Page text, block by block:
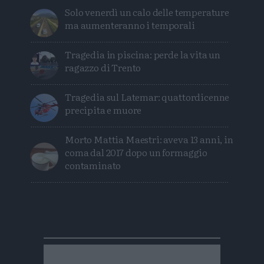
Solo venerdì un calo delle temperature
ma aumenteranno i temporali
Tragedia in piscina: perde la vita un
ragazzo di Trento
Tragedia sul Latemar: quattordicenne
precipita e muore
Morto Mattia Maestri: aveva 13 anni, in
coma dal 2017 dopo un formaggio
contaminato